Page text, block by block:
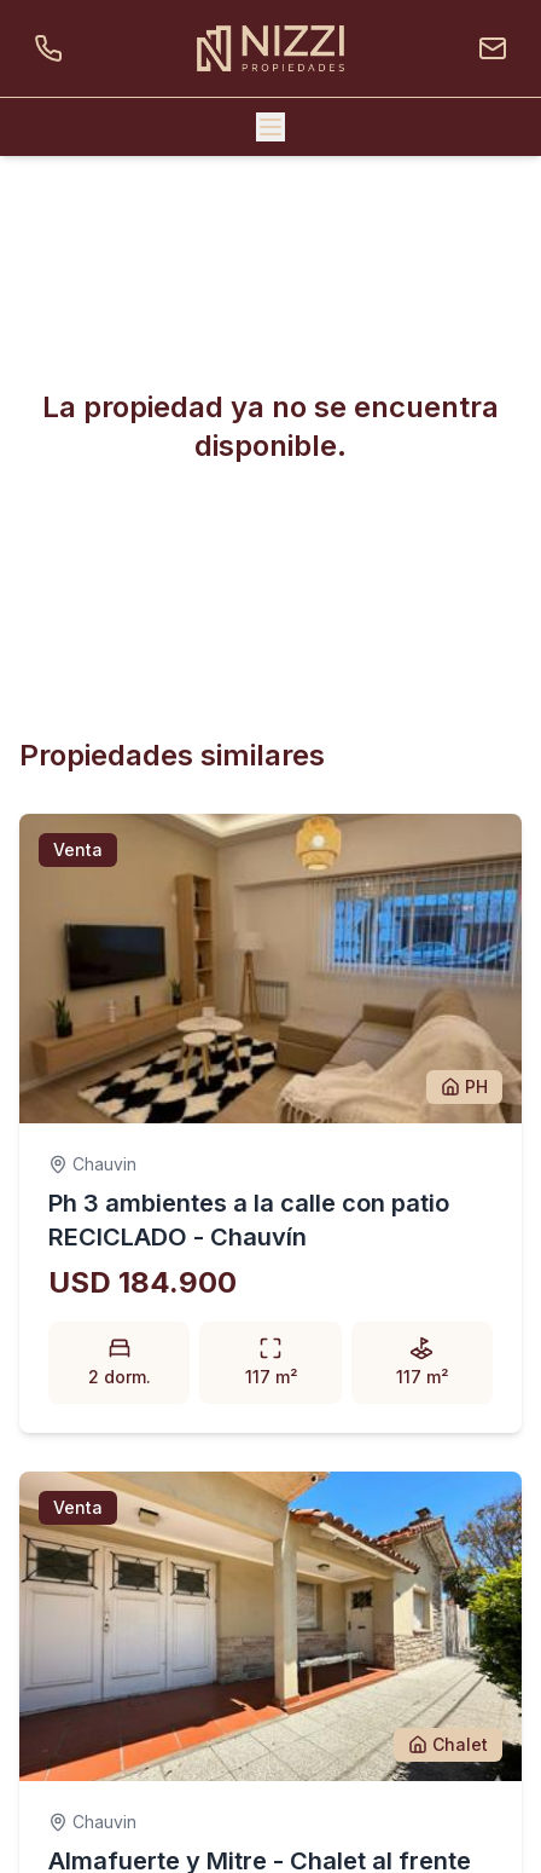
La propiedad ya no se encuentra
disponible.
Propiedades similares
Venta
PH
Chauvin
Ph 3 ambientes a la calle con patio
RECICLADO - Chauvín
USD 184.900
2 dorm. 117 m² 117 m²
Venta
Chalet
Chauvin
Almafuerte y Mitre - Chalet al frente